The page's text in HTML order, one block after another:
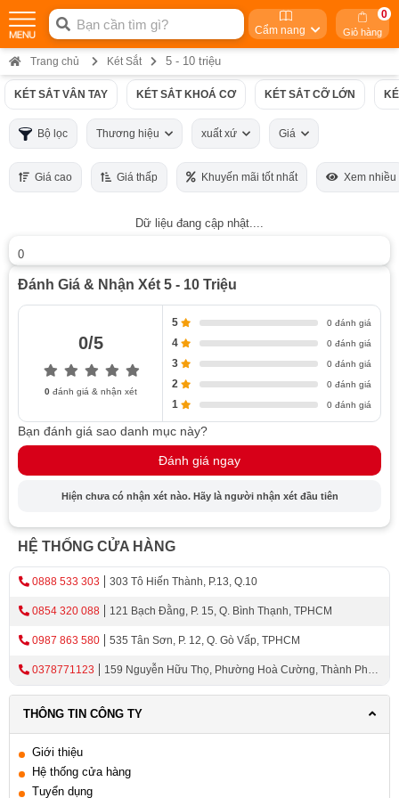
Cẩm nang Giỏ hàng
0
Trang chủ Két Sắt 5 - 10 triệu
KÉT SẮT VÂN TAY KÉT SẮT KHOÁ CƠ KÉT SẮT CỠ LỚN
Bộ lọc Thương hiệu xuất xứ Giá
Giá cao Giá thấp Khuyến mãi tốt nhất Xem nhiều
Dữ liệu đang cập nhật....
0
Đánh Giá & Nhận Xét 5 - 10 Triệu
0/5
0đánh giá & nhận xét
5 0 đánh giá
4 0 đánh giá
3 0 đánh giá
2 0 đánh giá
1 0 đánh giá
Bạn đánh giá sao danh mục này?
Đánh giá ngay
Hiện chưa có nhận xét nào. Hãy là người nhận xét đầu tiên
HỆ THỐNG CỬA HÀNG
0888 533 303 303 Tô Hiến Thành, P.13, Q.10
0854 320 088 121 Bạch Đằng, P. 15, Q. Bình Thạnh, TPHCM
0987 863 580 535 Tân Sơn, P. 12, Q. Gò Vấp, TPHCM
0378771123
159 Nguyễn Hữu Thọ, Phường Hoà Cường, Thành Phố
THÔNG TIN CÔNG TY
Giới thiệu
Hệ thống cửa hàng
Tuyển dụng